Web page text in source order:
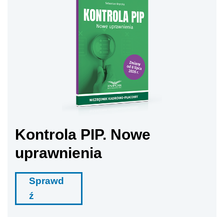
Kontrola PIP. Nowe
uprawnienia
Sprawd
ź